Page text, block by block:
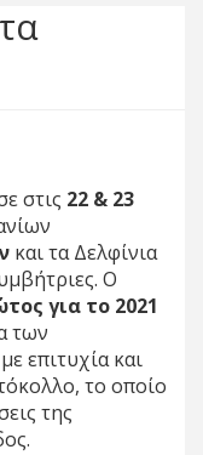
στις 22 & 23
και τα Δελφίνια
Ο
για το 2021
των
επιτυχία και
το οποίο
της